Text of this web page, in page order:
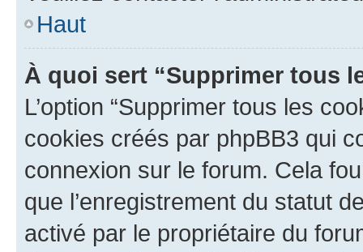
Haut
À quoi sert “Supprimer tous
L’option “Supprimer tous les
cookies créés par phpBB3 qui
connexion sur le forum. Cela
que l’enregistrement du statut
activé par le propriétaire du